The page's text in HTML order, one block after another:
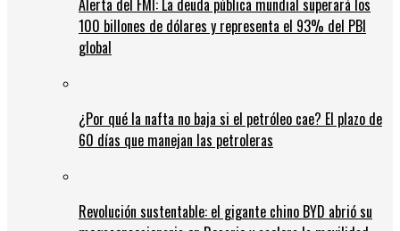
Alerta del FMI: La deuda pública mundial superará los
100 billones de dólares y representa el 93% del PBI
global
¿Por qué la nafta no baja si el petróleo cae? El plazo de
60 días que manejan las petroleras
Revolución sustentable: el gigante chino BYD abrió su